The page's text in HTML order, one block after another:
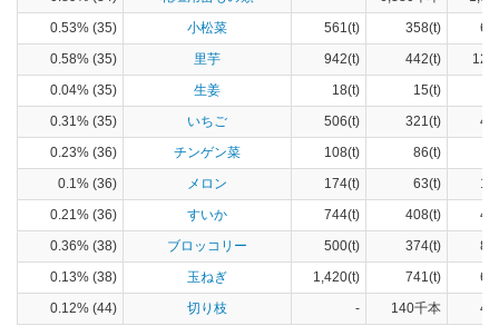
0.53% (35)
小松菜 561(t) 358(t)
0.58% (35)
里芋 942(t) 442(t)
0.04% (35)
生姜 18(t) 15(t)
0.31% (35)
いちご 506(t) 321(t)
0.23% (36)
チンゲン菜 108(t) 86(t)
0.1% (36)
メロン 174(t) 63(t)
0.21% (36)
すいか 744(t) 408(t)
0.36% (38)
ブロッコリー 500(t) 374(t)
0.13% (38)
玉ねぎ 1,420(t) 741(t)
0.12% (44)
切り枝 - 140千本